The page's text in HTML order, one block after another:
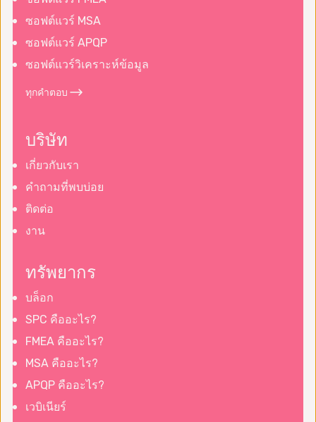
ซอฟต์แวร์ MSA
ซอฟต์แวร์ APQP
ซอฟต์แวร์วิเคราะห์ข้อมูล
ทุกคำตอบ
บริษัท
เกี่ยวกับเรา
คำถามที่พบบ่อย
ติดต่อ
งาน
ทรัพยากร
บล็อก
SPC คืออะไร?
FMEA คืออะไร?
MSA คืออะไร?
APQP คืออะไร?
เวบิเนียร์